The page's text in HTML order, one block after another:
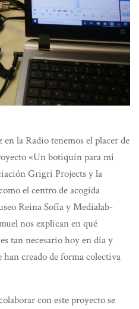
la Radio tenemos el placer de
«Un botiquín para mi
Grigri Projects y la
el centro de acogida
Reina Sofía y Medialab-
nos explican en qué
tan necesario hoy en día y
creado de forma colectiva
con este proyecto se